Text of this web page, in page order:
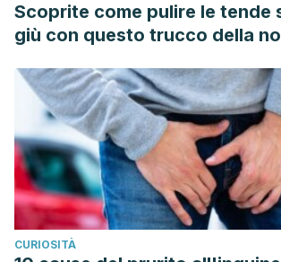
Scoprite come pulire le tende
giù con questo trucco della
CURIOSITÀ